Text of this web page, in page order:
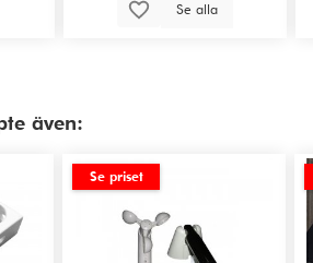
Se alla
även:
Se priset